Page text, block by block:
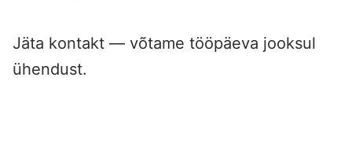
Jäta kontakt — võtame tööpäeva jooksul
ühendust.